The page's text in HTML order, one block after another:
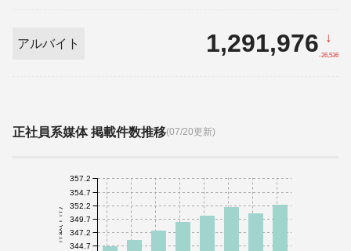
アルバイト 1,291,976 ↓
-26,536
正社員系媒体 掲載件数推移(07/20更新)
件数(千件)
344.7
347.2
349.7
352.2
354.7
357.2